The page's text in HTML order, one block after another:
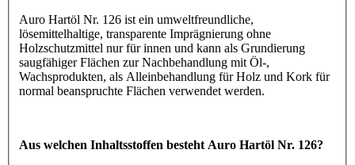
Auro Hartöl Nr. 126 ist ein umweltfreundliche,
lösemittelhaltige, transparente Imprägnierung ohne
Holzschutzmittel nur für innen und kann als Grundierung
saugfähiger Flächen zur Nachbehandlung mit Öl-,
Wachsprodukten, als Alleinbehandlung für Holz und Kork für
normal beanspruchte Flächen verwendet werden.
Aus welchen Inhaltsstoffen besteht Auro Hartöl Nr. 126?